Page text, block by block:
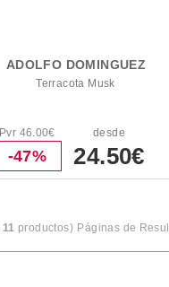
ADOLFO DOMINGUEZ
Terracota Musk
Pvr 46.00€
-47%
desde
24.50€
11 productos) Páginas de